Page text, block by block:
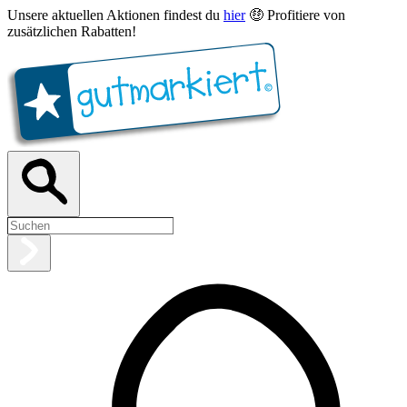
Unsere aktuellen Aktionen findest du hier🤑 Profitiere von
zusätzlichen Rabatten!